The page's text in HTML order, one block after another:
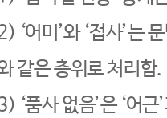
‘어미’와 ‘접사’는
같은 층위로 처리함.
‘품사 없음’은 ‘어